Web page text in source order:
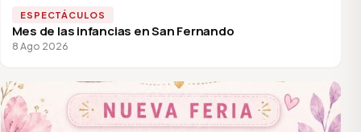
ESPECTÁCULOS
Mes de las infancias en San Fernando
8 Ago 2026